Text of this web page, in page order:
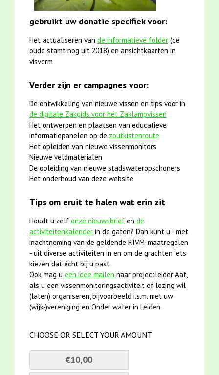
gebruikt uw donatie specifiek voor:
Het actualiseren van de informatieve folder (de
oude stamt nog uit 2018) en ansichtkaarten in
visvorm
Verder zijn er campagnes voor:
De ontwikkeling van nieuwe vissen en tips voor in
de digitale Zakgids voor het Zaklampvissen
Het ontwerpen en plaatsen van educatieve
informatiepanelen op de zoutkistenroute
Het opleiden van nieuwe vissenmonitors
Nieuwe veldmaterialen
De opleiding van nieuwe stadswateropschoners
Het onderhoud van deze website
Tips om eruit te halen wat erin zit
Houdt u zelf onze nieuwsbrief en de
activiteitenkalender in de gaten? Dan kunt u - met
inachtneming van de geldende RIVM-maatregelen
- uit diverse activiteiten in en om de grachten iets
kiezen dat écht bij u past.
Ook mag u een idee mailen naar projectleider Aaf,
als u een vissenmonitoringsactiviteit of lezing wil
(laten) organiseren, bijvoorbeeld i.s.m. met uw
(wijk-)vereniging en Onder water in Leiden.
CHOOSE OR SELECT YOUR AMOUNT
€10,00